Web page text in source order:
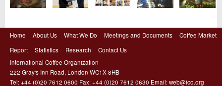
Home About Us What We Do Meetings and Documents
Coffee Market
Report
Statistics Research
Contact Us
International Coffee Organization
222 Gray's Inn Road, London WC1X 8HB
Tel: +44 (0)20 7612 0600 Fax: +44 (0)20 7612 0630 Email:web@ico.org